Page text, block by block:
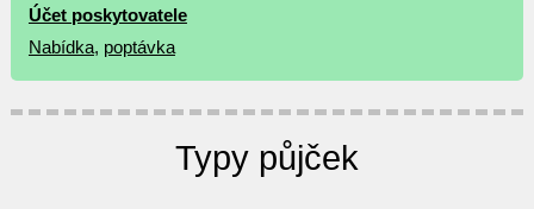
Účet poskytovatele
Nabídka, poptávka
Typy půjček